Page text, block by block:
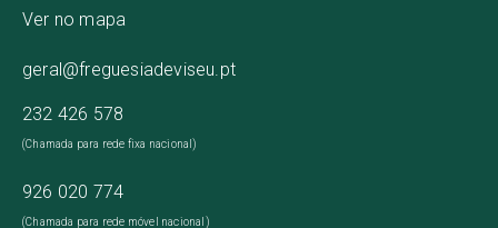
Ver no mapa
geral@freguesiadeviseu.pt
232 426 578
(Chamada para rede fixa nacional)
926 020 774
(Chamada para rede móvel nacional)